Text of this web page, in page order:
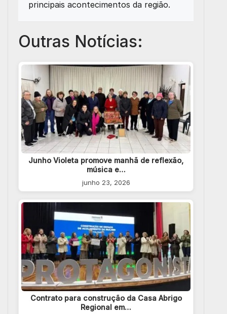
principais acontecimentos da região.
Outras Notícias:
Junho Violeta promove manhã de reflexão,
música e…
junho 23, 2026
Contrato para construção da Casa Abrigo
Regional em…